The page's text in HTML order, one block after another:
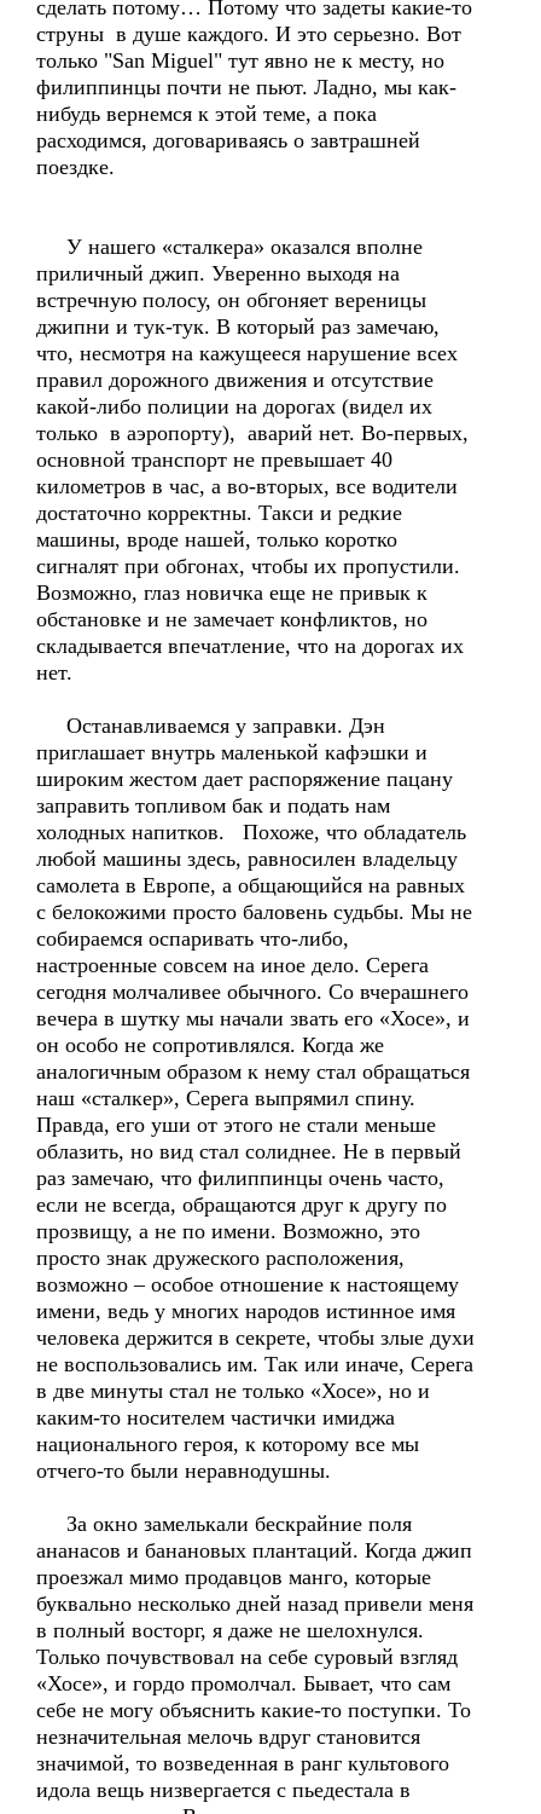
сделать потому… Потому что задеты какие-то
струны в душе каждого. И это серьезно. Вот
только "San Miguel" тут явно не к месту, но
филиппинцы почти не пьют. Ладно, мы как-
нибудь вернемся к этой теме, а пока
расходимся, договариваясь о завтрашней
поездке.
У нашего «сталкера» оказался вполне
приличный джип. Уверенно выходя на
встречную полосу, он обгоняет вереницы
джипни и тук-тук. В который раз замечаю,
что, несмотря на кажущееся нарушение всех
правил дорожного движения и отсутствие
какой-либо полиции на дорогах (видел их
только в аэропорту), аварий нет. Во-первых,
основной транспорт не превышает 40
километров в час, а во-вторых, все водители
достаточно корректны. Такси и редкие
машины, вроде нашей, только коротко
сигналят при обгонах, чтобы их пропустили.
Возможно, глаз новичка еще не привык к
обстановке и не замечает конфликтов, но
складывается впечатление, что на дорогах их
нет.
Останавливаемся у заправки. Дэн
приглашает внутрь маленькой кафэшки и
широким жестом дает распоряжение пацану
заправить топливом бак и подать нам
холодных напитков. Похоже, что обладатель
любой машины здесь, равносилен владельцу
самолета в Европе, а общающийся на равных
с белокожими просто баловень судьбы. Мы не
собираемся оспаривать что-либо,
настроенные совсем на иное дело. Серега
сегодня молчаливее обычного. Со вчерашнего
вечера в шутку мы начали звать его «Хосе», и
он особо не сопротивлялся. Когда же
аналогичным образом к нему стал обращаться
наш «сталкер», Серега выпрямил спину.
Правда, его уши от этого не стали меньше
облазить, но вид стал солиднее. Не в первый
раз замечаю, что филиппинцы очень часто,
если не всегда, обращаются друг к другу по
прозвищу, а не по имени. Возможно, это
просто знак дружеского расположения,
возможно – особое отношение к настоящему
имени, ведь у многих народов истинное имя
человека держится в секрете, чтобы злые духи
не воспользовались им. Так или иначе, Серега
в две минуты стал не только «Хосе», но и
каким-то носителем частички имиджа
национального героя, к которому все мы
отчего-то были неравнодушны.
За окно замелькали бескрайние поля
ананасов и банановых плантаций. Когда джип
проезжал мимо продавцов манго, которые
буквально несколько дней назад привели меня
в полный восторг, я даже не шелохнулся.
Только почувствовал на себе суровый взгляд
«Хосе», и гордо промолчал. Бывает, что сам
себе не могу объяснить какие-то поступки. То
незначительная мелочь вдруг становится
значимой, то возведенная в ранг культового
идола вещь низвергается с пьедестала в